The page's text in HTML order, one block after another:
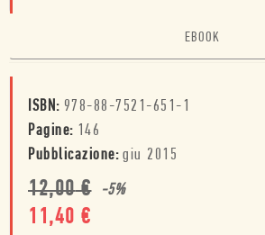
EBOOK
ISBN: 978-88-7521-651-1
Pagine: 146
Pubblicazione: giu 2015
12,00€ -5%
11,40 €